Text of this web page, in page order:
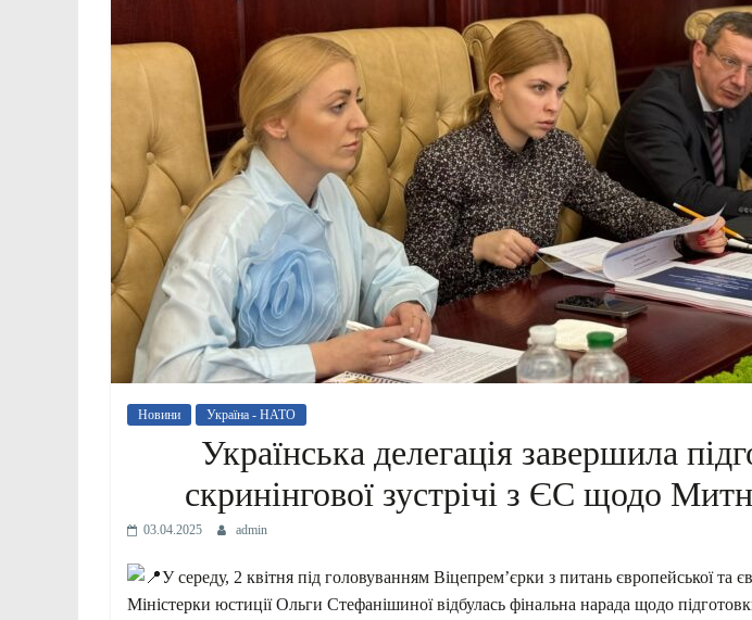
Новини Україна - НАТО
Українська делегація завершила
скринінгової зустрічі з ЄС щодо
03.04.2025 admin
У середу, 2 квітня під головуванням Віцепремʼєрки з питань європейської та
Міністерки юстиції Ольги Стефанішиної відбулась фінальна нарада щодо